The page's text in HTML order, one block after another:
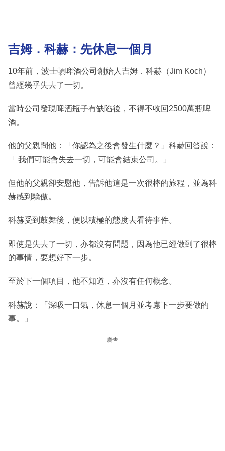
吉姆．科赫：先休息一個月
10年前，波士頓啤酒公司創始人吉姆．科赫（Jim Koch）
曾經幾乎失去了一切。
當時公司發現啤酒瓶子有缺陷後，不得不收回2500萬瓶啤
酒。
他的父親問他：「你認為之後會發生什麼？」科赫回答說：
「 我們可能會失去一切，可能會結束公司。」
但他的父親卻安慰他，告訴他這是一次很棒的旅程，並為科
赫感到驕傲。
科赫受到鼓舞後，便以積極的態度去看待事件。
即使是失去了一切，亦都沒有問題，因為他已經做到了很棒
的事情，要想好下一步。
至於下一個項目，他不知道，亦沒有任何概念。
科赫說：「深吸一口氣，休息一個月並考慮下一步要做的
事。」
廣告